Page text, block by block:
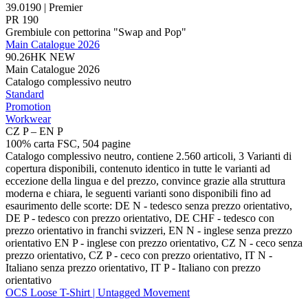
39.0190 | Premier
PR 190
Grembiule con pettorina "Swap and Pop"
Main Catalogue 2026
90.26HK NEW
Main Catalogue 2026
Catalogo complessivo neutro
Standard
Promotion
Workwear
CZ P – EN P
100% carta FSC, 504 pagine
Catalogo complessivo neutro, contiene 2.560 articoli, 3 Varianti di
copertura disponibili, contenuto identico in tutte le varianti ad
eccezione della lingua e del prezzo, convince grazie alla struttura
moderna e chiara, le seguenti varianti sono disponibili fino ad
esaurimento delle scorte: DE N - tedesco senza prezzo orientativo,
DE P - tedesco con prezzo orientativo, DE CHF - tedesco con
prezzo orientativo in franchi svizzeri, EN N - inglese senza prezzo
orientativo EN P - inglese con prezzo orientativo, CZ N - ceco senza
prezzo orientativo, CZ P - ceco con prezzo orientativo, IT N -
Italiano senza prezzo orientativo, IT P - Italiano con prezzo
orientativo
OCS Loose T-Shirt | Untagged Movement